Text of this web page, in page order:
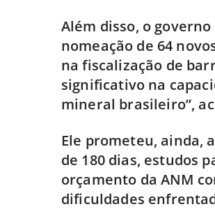
Além disso, o
nomeação de 64
na fiscalização de
significativo na
mineral brasileiro”,
Ele prometeu, ainda,
de 180 dias, estudos
orçamento da ANM
dificuldades